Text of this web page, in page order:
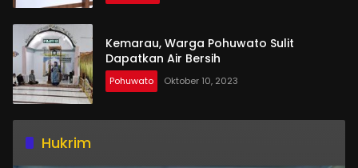
Kemarau, Warga Pohuwato Sulit
Dapatkan Air Bersih
Pohuwato Oktober 10, 2023
Hukrim